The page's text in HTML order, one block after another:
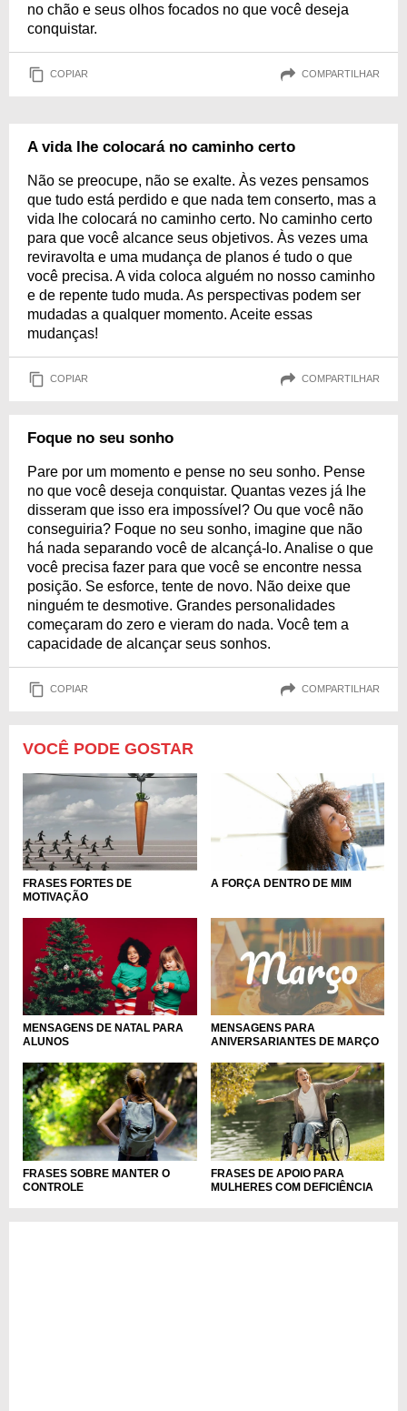
no chão e seus olhos focados no que você deseja
conquistar.
COPIAR COMPARTILHAR
A vida lhe colocará no caminho certo
Não se preocupe, não se exalte. Às vezes pensamos
que tudo está perdido e que nada tem conserto, mas a
vida lhe colocará no caminho certo. No caminho certo
para que você alcance seus objetivos. Às vezes uma
reviravolta e uma mudança de planos é tudo o que
você precisa. A vida coloca alguém no nosso caminho
e de repente tudo muda. As perspectivas podem ser
mudadas a qualquer momento. Aceite essas
mudanças!
COPIAR COMPARTILHAR
Foque no seu sonho
Pare por um momento e pense no seu sonho. Pense
no que você deseja conquistar. Quantas vezes já lhe
disseram que isso era impossível? Ou que você não
conseguiria? Foque no seu sonho, imagine que não
há nada separando você de alcançá-lo. Analise o que
você precisa fazer para que você se encontre nessa
posição. Se esforce, tente de novo. Não deixe que
ninguém te desmotive. Grandes personalidades
começaram do zero e vieram do nada. Você tem a
capacidade de alcançar seus sonhos.
COPIAR COMPARTILHAR
VOCÊ PODE GOSTAR
FRASES FORTES DE
MOTIVAÇÃO
A FORÇA DENTRO DE MIM
MENSAGENS DE NATAL PARA
ALUNOS
MENSAGENS PARA
ANIVERSARIANTES DE MARÇO
FRASES SOBRE MANTER O
CONTROLE
FRASES DE APOIO PARA
MULHERES COM DEFICIÊNCIA